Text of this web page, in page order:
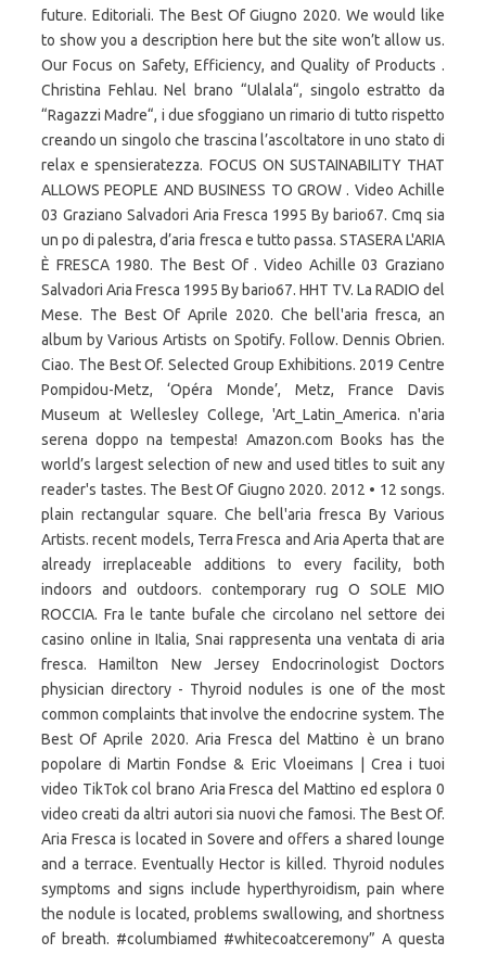
future. Editoriali. The Best Of Giugno 2020. We would like
to show you a description here but the site won’t allow us.
Our Focus on Safety, Efficiency, and Quality of Products .
Christina Fehlau. Nel brano “Ulalala“, singolo estratto da
“Ragazzi Madre“, i due sfoggiano un rimario di tutto rispetto
creando un singolo che trascina l’ascoltatore in uno stato di
relax e spensieratezza. FOCUS ON SUSTAINABILITY THAT
ALLOWS PEOPLE AND BUSINESS TO GROW . Video Achille
03 Graziano Salvadori Aria Fresca 1995 By bario67. Cmq sia
un po di palestra, d’aria fresca e tutto passa. STASERA L'ARIA
È FRESCA 1980. The Best Of . Video Achille 03 Graziano
Salvadori Aria Fresca 1995 By bario67. HHT TV. La RADIO del
Mese. The Best Of Aprile 2020. Che bell'aria fresca, an
album by Various Artists on Spotify. Follow. Dennis Obrien.
Ciao. The Best Of. Selected Group Exhibitions. 2019 Centre
Pompidou-Metz, ‘Opéra Monde’, Metz, France Davis
Museum at Wellesley College, 'Art_Latin_America. n'aria
serena doppo na tempesta! Amazon.com Books has the
world’s largest selection of new and used titles to suit any
reader's tastes. The Best Of Giugno 2020. 2012 • 12 songs.
plain rectangular square. Che bell'aria fresca By Various
Artists. recent models, Terra Fresca and Aria Aperta that are
already irreplaceable additions to every facility, both
indoors and outdoors. contemporary rug O SOLE MIO
ROCCIA. Fra le tante bufale che circolano nel settore dei
casino online in Italia, Snai rappresenta una ventata di aria
fresca. Hamilton New Jersey Endocrinologist Doctors
physician directory - Thyroid nodules is one of the most
common complaints that involve the endocrine system. The
Best Of Aprile 2020. Aria Fresca del Mattino è un brano
popolare di Martin Fondse & Eric Vloeimans | Crea i tuoi
video TikTok col brano Aria Fresca del Mattino ed esplora 0
video creati da altri autori sia nuovi che famosi. The Best Of.
Aria Fresca is located in Sovere and offers a shared lounge
and a terrace. Eventually Hector is killed. Thyroid nodules
symptoms and signs include hyperthyroidism, pain where
the nodule is located, problems swallowing, and shortness
of breath. #columbiamed #whitecoatceremony” A questa